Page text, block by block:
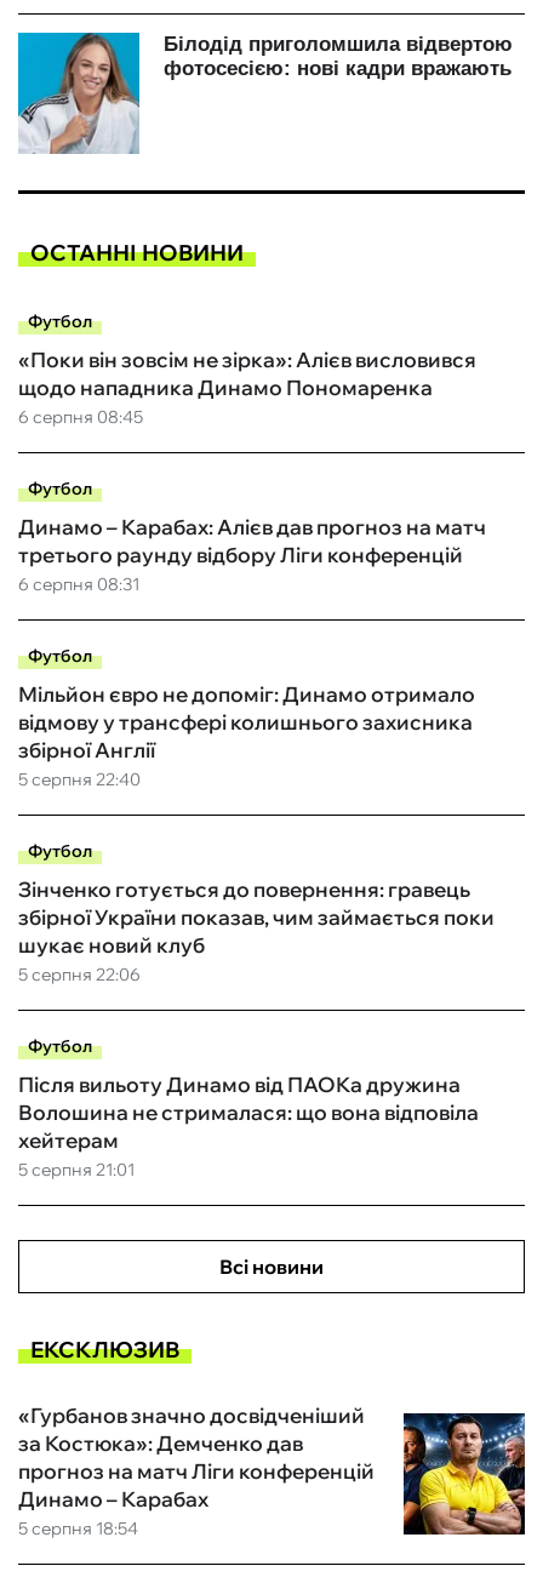
ОСТАННІ НОВИНИ
Футбол
6 серпня 08:45
«Поки він зовсім не зірка»: Алієв висловився
щодо нападника Динамо Пономаренка
Футбол
6 серпня 08:31
Динамо – Карабах: Алієв дав прогноз на матч
третього раунду відбору Ліги конференцій
Футбол
5 серпня 22:40
Мільйон євро не допоміг: Динамо отримало
відмову у трансфері колишнього захисника
збірної Англії
Футбол
5 серпня 22:06
Зінченко готується до повернення: гравець
збірної України показав, чим займається поки
шукає новий клуб
Футбол
5 серпня 21:01
Після вильоту Динамо від ПАОКа дружина
Волошина не стрималася: що вона відповіла
хейтерам
Всі новини
ЕКСКЛЮЗИВ
5 серпня 18:54
«Гурбанов значно досвідченіший
за Костюка»: Демченко дав
прогноз на матч Ліги конференцій
Динамо – Карабах